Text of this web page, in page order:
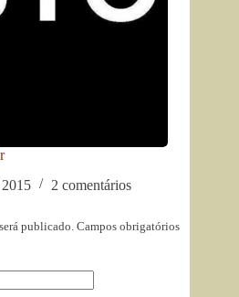
2 comentários
publicado. Campos obrigatórios